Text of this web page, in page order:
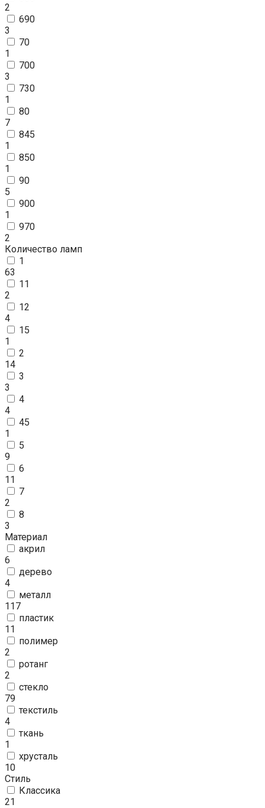
2
690
3
70
1
700
3
730
1
80
7
845
1
850
1
90
5
900
1
970
2
Количество ламп
1
63
11
2
12
4
15
1
2
14
3
3
4
4
45
1
5
9
6
11
7
2
8
3
Материал
акрил
6
дерево
4
металл
117
пластик
11
полимер
2
ротанг
2
стекло
79
текстиль
4
ткань
1
хрусталь
10
Стиль
Классика
21